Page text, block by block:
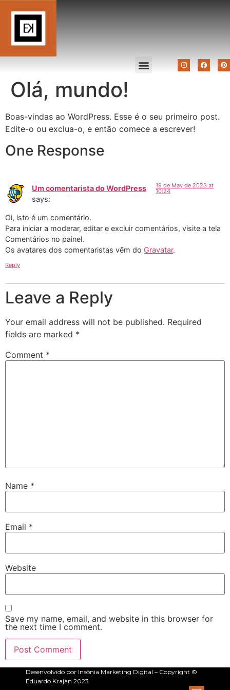
Olá, mundo!
Boas-vindas ao WordPress. Esse é o seu primeiro post.
Edite-o ou exclua-o, e então comece a escrever!
One Response
Um comentarista do WordPress
says:
19 de May de 2023 at
10:24
Oi, isto é um comentário.
Para iniciar a moderar, editar e excluir comentários, visite a tela
Comentários no painel.
Os avatares dos comentaristas vêm do Gravatar.
Reply
Leave a Reply
Your email address will not be published. Required
fields are marked *
Comment *
Name *
Email *
Website
Save my name, email, and website in this browser for
the next time I comment.
Desenvolvido por Insônia Marketing Digital – Copyright ©
Eduardo Krajan 2023